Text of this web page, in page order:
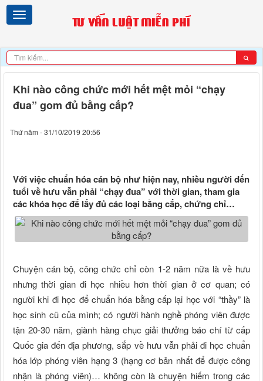
Khi nào công chức mới hết mệt mỏi “chạy
đua” gom đủ bằng cấp?
Thứ năm - 31/10/2019 20:56
Với việc chuẩn hóa cán bộ như hiện nay, nhiều người đến
tuổi về hưu vẫn phải “chạy đua” với thời gian, tham gia
các khóa học để lấy đủ các loại bằng cấp, chứng chỉ…
Chuyện cán bộ, công chức chỉ còn 1-2 năm nữa là về hưu
nhưng thời gian đi học nhiều hơn thời gian ở cơ quan; có
người khi đi học để chuẩn hóa bằng cấp lại học với “thầy” là
học sinh cũ của mình; có người hành nghề phóng viên được
tận 20-30 năm, giành hàng chục giải thưởng báo chí từ cấp
Quốc gia đến địa phương, sắp về hưu vẫn phải đi học chuẩn
hóa lớp phóng viên hạng 3 (hạng cơ bản nhất để được công
nhận là phóng viên)… không còn là chuyện hiếm trong các